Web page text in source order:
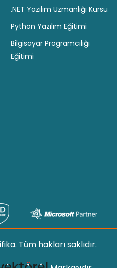
.NET Yazılım Uzmanlığı Kursu
Python Yazılım Eğitimi
Bilgisayar Programcılığı
Eğitimi
Tüm hakları saklıdır.